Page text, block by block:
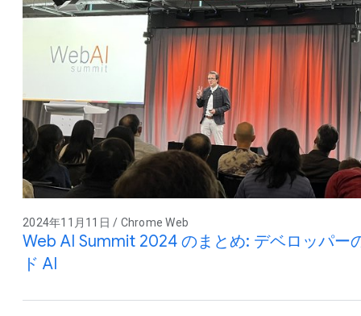
2024年11月11日 / Chrome Web
Web AI Summit 2024 のまとめ: デベロッパー
ド AI